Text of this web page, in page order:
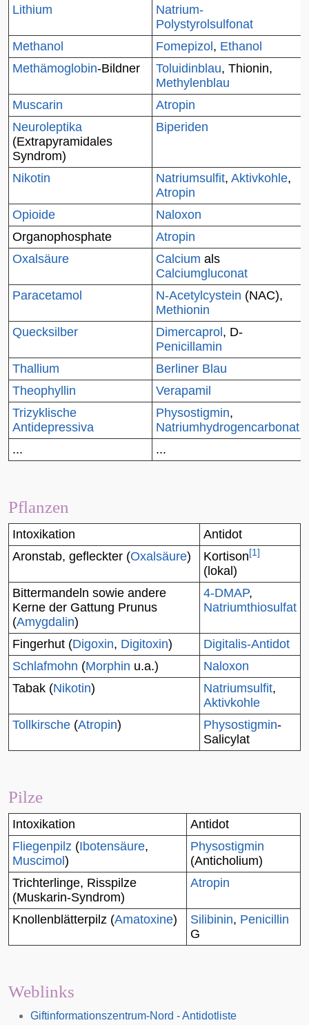
Lithium
Natrium-
Polystyrolsulfonat
Methanol
Fomepizol , Ethanol
Methämoglobin-Bildner Toluidinblau, Thionin,
Methylenblau
Muscarin
Atropin
Neuroleptika
(Extrapyramidales
Syndrom)
Biperiden
Nikotin Natriumsulfit, Aktivkohle,
Atropin
Opioide
Naloxon
Organophosphate
Atropin
Oxalsäure
Calcium als
Calciumgluconat
Paracetamol
N-Acetylcystein (NAC),
Methionin
Quecksilber
Dimercaprol , D-
Penicillamin
Thallium
Berliner Blau
Theophyllin
Verapamil
Trizyklische
Antidepressiva
Physostigmin,
Natriumhydrogencarbonat
...
...
Pflanzen
Intoxikation
Antidot
Aronstab, gefleckter (Oxalsäure) Kortison [1]
(lokal)
Bittermandeln sowie andere
Kerne der Gattung Prunus
(Amygdalin)
4-DMAP,
Natriumthiosulfat
Fingerhut (Digoxin, Digitoxin)
Digitalis-Antidot
Schlafmohn (Morphin u.a.)
Naloxon
Tabak (Nikotin) Natriumsulfit,
Aktivkohle
Tollkirsche (Atropin) Physostigmin-
Salicylat
Pilze
Intoxikation
Antidot
Fliegenpilz (Ibotensäure,
Muscimol )
Physostigmin
(Anticholium)
Trichterlinge, Risspilze
(Muskarin-Syndrom)
Atropin
Knollenblätterpilz (Amatoxine) Silibinin, Penicillin
G
Weblinks
Giftinformationszentrum-Nord - Antidotliste